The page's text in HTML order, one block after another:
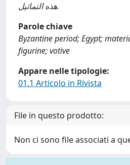
هذه التماثيل.
Parole chiave
Byzantine period; Egypt;
figurine; votive
Appare nelle tipologie:
01.1 Articolo in Rivista
File in questo prodotto:
Non ci sono file associati a